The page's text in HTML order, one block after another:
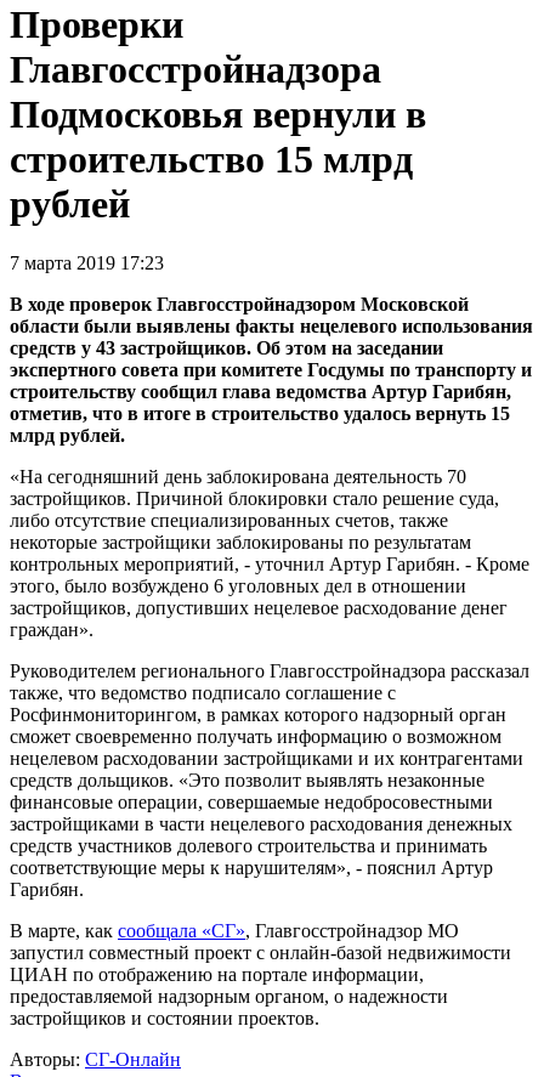
Проверки
Главгосстройнадзора
Подмосковья вернули в
строительство 15 млрд
рублей
7 марта 2019 17:23
В ходе проверок Главгосстройнадзором Московской
области были выявлены факты нецелевого использования
средств у 43 застройщиков. Об этом на заседании
экспертного совета при комитете Госдумы по транспорту и
строительству сообщил глава ведомства Артур Гарибян,
отметив, что в итоге в строительство удалось вернуть 15
млрд рублей.
«На сегодняшний день заблокирована деятельность 70
застройщиков. Причиной блокировки стало решение суда,
либо отсутствие специализированных счетов, также
некоторые застройщики заблокированы по результатам
контрольных мероприятий, - уточнил Артур Гарибян. - Кроме
этого, было возбуждено 6 уголовных дел в отношении
застройщиков, допустивших нецелевое расходование денег
граждан».
Руководителем регионального Главгосстройнадзора рассказал
также, что ведомство подписало соглашение с
Росфинмониторингом, в рамках которого надзорный орган
сможет своевременно получать информацию о возможном
нецелевом расходовании застройщиками и их контрагентами
средств дольщиков. «Это позволит выявлять незаконные
финансовые операции, совершаемые недобросовестными
застройщиками в части нецелевого расходования денежных
средств участников долевого строительства и принимать
соответствующие меры к нарушителям», - пояснил Артур
Гарибян.
В марте, как сообщала «СГ», Главгосстройнадзор МО
запустил совместный проект с онлайн-базой недвижимости
ЦИАН по отображению на портале информации,
предоставляемой надзорным органом, о надежности
застройщиков и состоянии проектов.
Авторы: СГ-Онлайн